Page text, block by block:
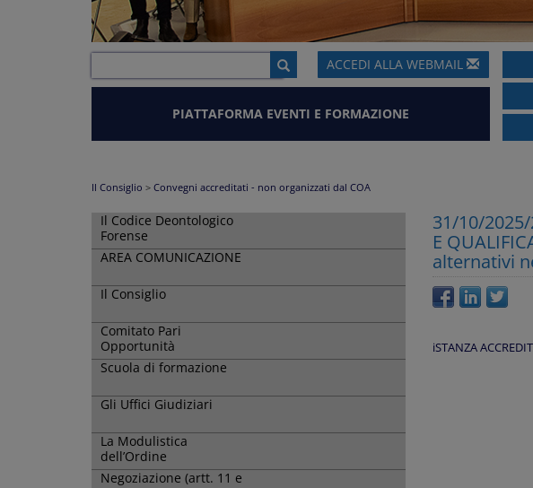
ACCEDI ALLAWEBMAIL
PIATTAFORMA EVENTI E FORMAZIONE
Il Consiglio > Convegni accreditati - non organizzati dal COA
Il Codice Deontologico
Forense
AREA COMUNICAZIONE
Il Consiglio
Comitato Pari
Opportunità
Scuola di formazione
Gli Uffici Giudiziari
La Modulistica
dell’Ordine
Negoziazione (artt. 11 e
31/10/2025/
E
alternativi
iSTANZA